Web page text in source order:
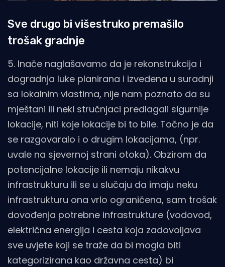
Sve drugo bi višestruko premašilo
trošak gradnje
5. Inače naglašavamo da je rekonstrukcija i
dogradnja luke planirana i izvedena u suradnji
sa lokalnim vlastima, nije nam poznato da su
mještani ili neki stručnjaci predlagali sigurnije
lokacije, niti koje lokacije bi to bile. Točno je da
se razgovaralo i o drugim lokacijama, (npr.
uvale na sjevernoj strani otoka). Obzirom da
potencijalne lokacije ili nemaju nikakvu
infrastrukturu ili se u slučaju da imaju neku
infrastrukturu ona vrlo ograničena, sam trošak
dovođenja potrebne infrastrukture (vodovod,
električna energija i cesta koja zadovoljava
sve uvjete koji se traže da bi mogla biti
kategorizirana kao državna cesta) bi